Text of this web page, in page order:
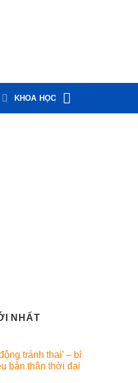
KHOA HỌC
NHẤT
tránh thai’ – bí
bản thân thời đại